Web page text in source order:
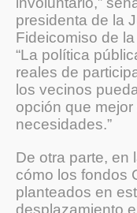
presidenta de la
Fideicomiso de
“La política
reales de
los vecinos
opción que
necesidades.”
De otra parte, en
cómo los fondos
planteados en
desplazamiento